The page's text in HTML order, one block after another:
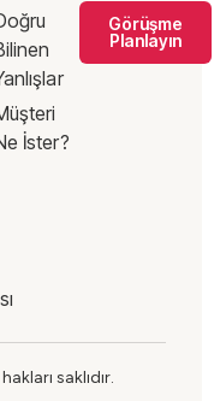
İster?
Görüşme
Planlayın
saklıdır.